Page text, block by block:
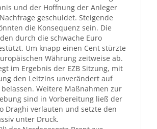
und der Hoffnung der Anleger
geschuldet. Steigende
die Konsequenz sein. Die
durch die schwache Euro
Um knapp einen Cent stürzte
Währung zeitweise ab.
im Ergebnis der EZB Sitzung, mit
den Leitzins unverändert auf
Weitere Maßnahmen zur
sind in Vorbereitung ließ der
Draghi verlauten und setzte den
unter Druck.